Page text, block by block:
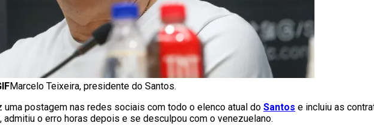
Marcelo Teixeira, presidente do Santos.
uma postagem nas redes sociais com todo o elenco atual do Santos e incluiu as
, admitiu o erro horas depois e se desculpou com o venezuelano.